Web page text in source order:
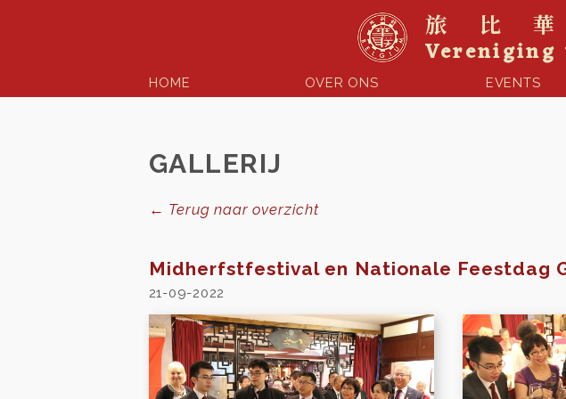
旅比
Vereniging
HOME OVER ONS EVENTS
GALLERIJ
← Terug naar overzicht
Midherfstfestival en Nationale Feestdag
21-09-2022